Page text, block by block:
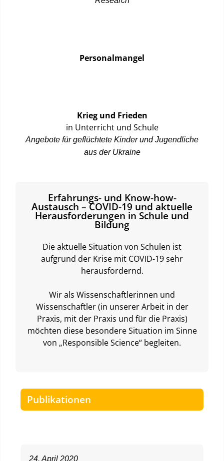
Personalmangel
Krieg und Frieden
in Unterricht und Schule
Angebote für geflüchtete Kinder und Jugendliche
aus der Ukraine
Erfahrungs- und Know-how-
Austausch – COVID-19 und aktuelle
Herausforderungen in Schule und
Bildung
Die aktuelle Situation von Schulen ist
aufgrund der Krise mit COVID-19 sehr
herausfordernd.
Wir als Wissenschaftlerinnen und
Wissenschaftler (in unserer Arbeit in der
Praxis, mit der Praxis und für die Praxis)
möchten diese besondere Situation im Sinne
von „Responsible Science“ begleiten.
Publikationen
24. April 2020